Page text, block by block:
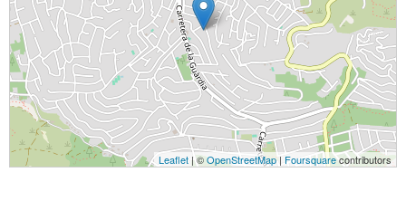
Leaflet| ©OpenStreetMap| Foursquarecontributors